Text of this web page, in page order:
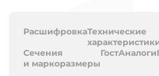
РасшифровкаТехнические
Сечения
и маркоразмеры
ГостАналоги